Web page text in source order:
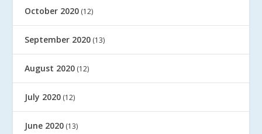
October 2020 (12)
September 2020 (13)
August 2020 (12)
July 2020 (12)
June 2020 (13)